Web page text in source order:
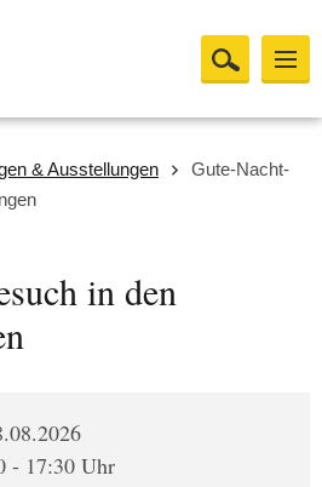
& Ausstellungen
Gute-Nacht-
in den
- 17:30 Uhr